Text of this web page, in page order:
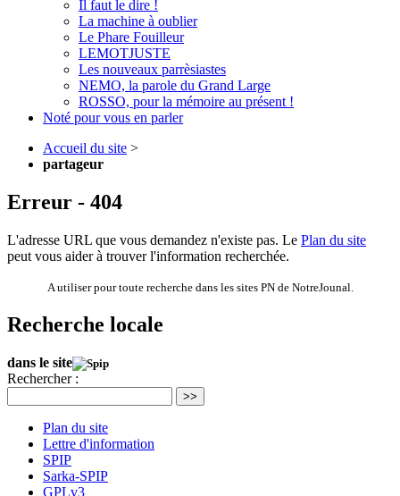
Il faut le dire !
La machine à oublier
Le Phare Fouilleur
LEMOTJUSTE
Les nouveaux parrèsiastes
NEMO, la parole du Grand Large
ROSSO, pour la mémoire au présent !
Noté pour vous en parler
Accueil du site >
partageur
Erreur - 404
L'adresse URL que vous demandez n'existe pas. Le Plan du site
peut vous aider à trouver l'information recherchée.
A utiliser pour toute recherche dans les sites PN de NotreJounal.
Recherche locale
dans le site
Rechercher :
>>
Plan du site
Lettre d'information
SPIP
Sarka-SPIP
GPLv3